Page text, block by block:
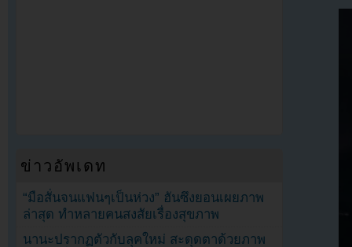
ข่าวอัพเดท
“มือสั่นจนแฟนๆเป็นห่วง” ฮันซึงยอนเผยภาพ
ล่าสุด ทำหลายคนสงสัยเรื่องสุขภาพ
นานะปรากฏตัวกับลุคใหม่ สะดุดตาด้วยภาพ